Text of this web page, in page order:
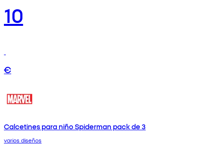
10
€
Calcetines para niño Spiderman pack de 3
varios diseños